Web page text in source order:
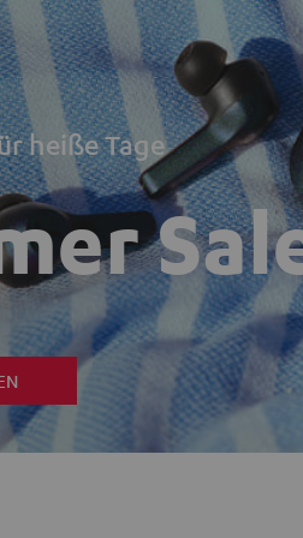
heiße Tage